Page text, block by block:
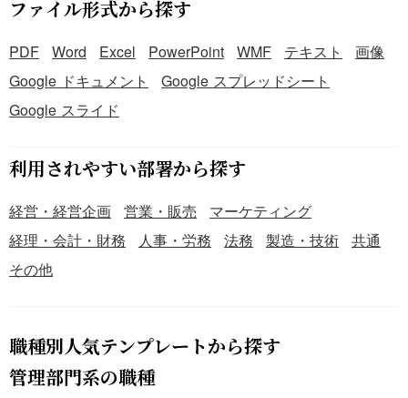
ファイル形式から探す
PDF Word Excel PowerPoint WMF テキスト
画像
Google ドキュメント
Google スプレッドシート
Google スライド
利用されやすい部署から探す
経営・経営企画 営業・販売
マーケティング
経理・会計・財務
人事・労務 法務 製造・技術
共通
その他
職種別人気テンプレートから探す
管理部門系の職種